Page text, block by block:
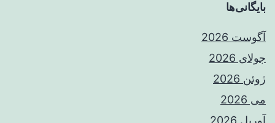
بایگانی‌ها
آگوست 2026
جولای 2026
ژوئن 2026
می 2026
آوریل 2026